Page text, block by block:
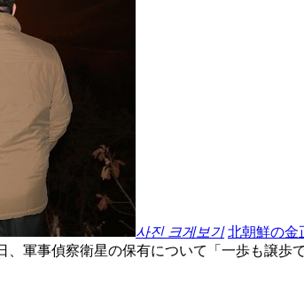
사진 크게보기 北朝鮮の金
軍事偵察衛星の保有について「一歩も譲